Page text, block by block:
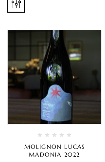
MOLIGNON LUCAS
MADONIA 2022